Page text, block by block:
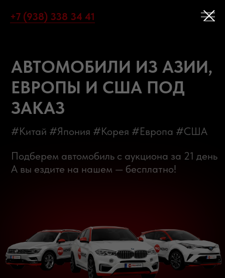
+7 (938) 338 34 41
#Китай #Япония #Корея #Европа #США
Подберем автомобиль с аукциона за 21 день
ЕВРОПЫ И США ПОД
ЗАКАЗ